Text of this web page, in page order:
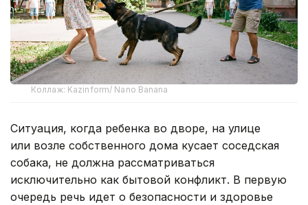
Коллаж: Kazinform/ Nano Banana
Ситуация, когда ребенка во дворе, на улице
или возле собственного дома кусает соседская
собака, не должна рассматриваться
исключительно как бытовой конфликт. В первую
очередь речь идет о безопасности и здоровье